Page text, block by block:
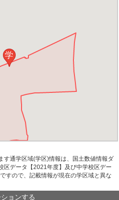
学
す通学区域(学区)情報は、国土数値情報ダ
区データ【2021年度】及び中学校区デー
すので、記載情報が現在の学区域と異な
ョンする